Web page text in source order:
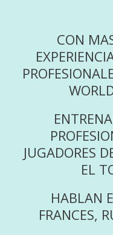
CON
JUGADORES
EL
HABLAN
FRANCES,